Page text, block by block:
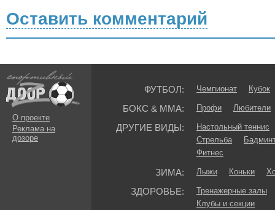
Оставить комментарий
О проекте
Реклама на
дозоре
ФУТБОЛ: Чемпионат Кубок
БОКС & ММА: Профи Любители
ДРУГИЕ ВИДЫ:
Настольный теннис
Стрельба
Фитнес
ЗИМА: Лыжи Коньки
ЗДОРОВЬЕ:
Тренажерные залы
Клубы и секции